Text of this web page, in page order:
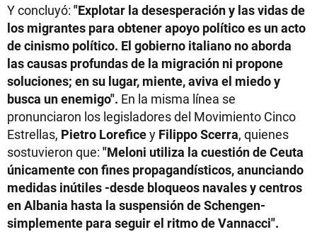
Y concluyó: "Explotar la desesperación y las vidas de
los migrantes para obtener apoyo político es un acto
de cinismo político. El gobierno italiano no aborda
las causas profundas de la migración ni propone
soluciones; en su lugar, miente, aviva el miedo y
busca un enemigo". En la misma línea se
pronunciaron los legisladores del Movimiento Cinco
Estrellas, Pietro Loreficey Filippo Scerra, quienes
sostuvieron que: "Meloni utiliza la cuestión de Ceuta
únicamente con fines propagandísticos, anunciando
medidas inútiles -desde bloqueos navales y centros
en Albania hasta la suspensión de Schengen-
simplemente para seguir el ritmo de Vannacci".